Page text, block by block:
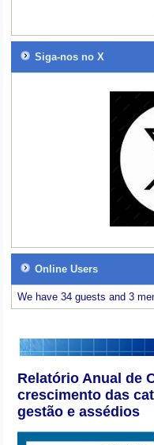
Siga-nos no X
Online Users
We have 34 guests and 3
Relatório Anual de
crescimento das
gestão e assédios